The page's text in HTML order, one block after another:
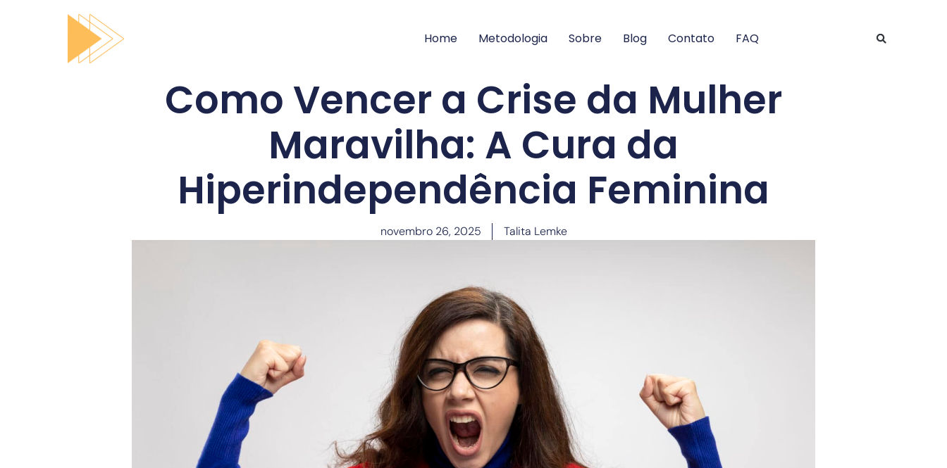
Home Metodologia Sobre Blog Contato FAQ
Como Vencer a Crise da Mulher
Maravilha: A Cura da
Hiperindependência Feminina
novembro 26, 2025 Talita Lemke